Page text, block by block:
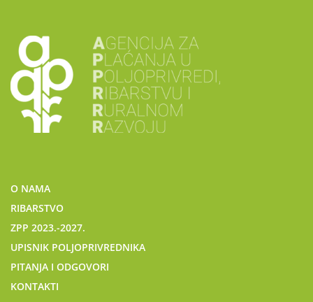
O NAMA
RIBARSTVO
ZPP 2023.-2027.
UPISNIK POLJOPRIVREDNIKA
PITANJA I ODGOVORI
KONTAKTI